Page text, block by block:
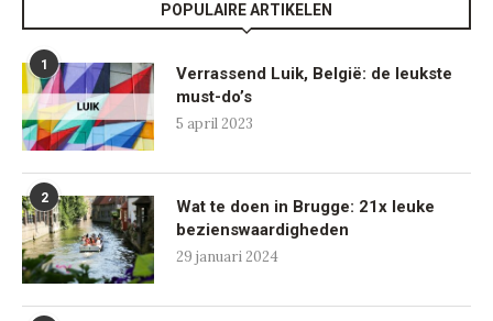
POPULAIRE ARTIKELEN
1
Verrassend Luik, België: de leukste
must-do’s
5 april 2023
2
Wat te doen in Brugge: 21x leuke
bezienswaardigheden
29 januari 2024